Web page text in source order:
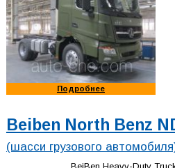
Подробнее
Beiben North Benz
(шасси грузового